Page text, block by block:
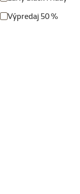
Výpredaj 50 %